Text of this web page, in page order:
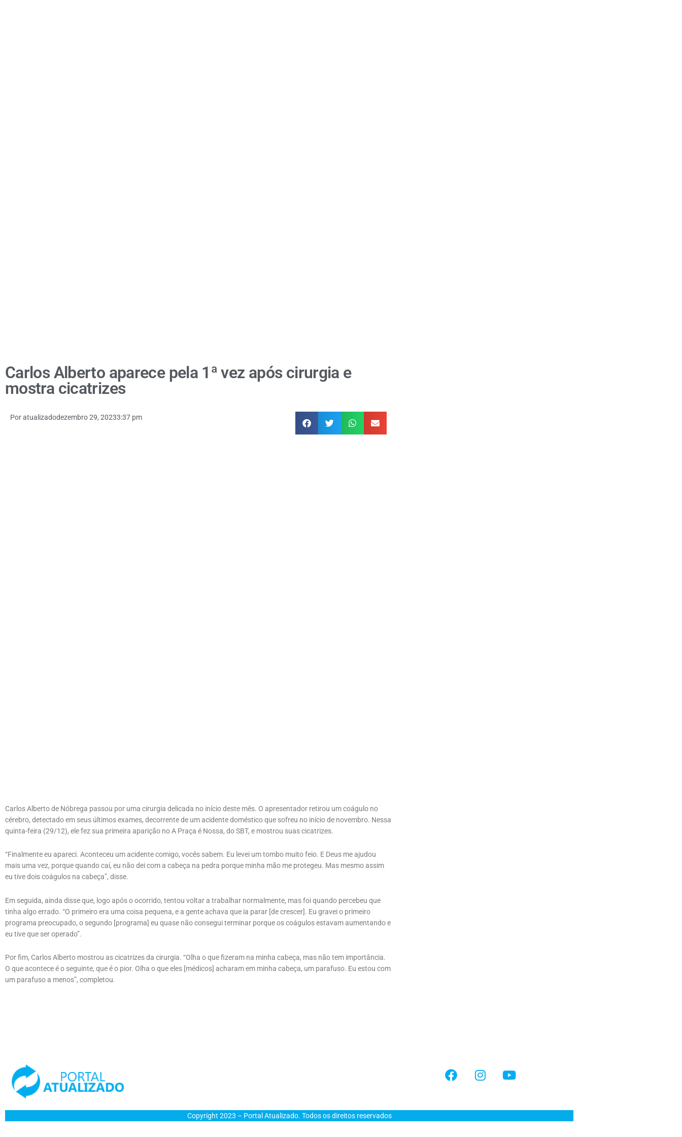
Carlos Alberto aparece pela 1ª vez após cirurgia e
mostra cicatrizes
Poratualizadodezembro 29, 20233:37 pm
Carlos Alberto de Nóbrega passou por uma cirurgia delicada no início deste mês. O apresentador retirou um coágulo no
cérebro, detectado em seus últimos exames, decorrente de um acidente doméstico que sofreu no início de novembro. Nessa
quinta-feira (29/12), ele fez sua primeira aparição no A Praça é Nossa, do SBT, e mostrou suas cicatrizes.
“Finalmente eu apareci. Aconteceu um acidente comigo, vocês sabem. Eu levei um tombo muito feio. E Deus me ajudou
mais uma vez, porque quando caí, eu não dei com a cabeça na pedra porque minha mão me protegeu. Mas mesmo assim
eu tive dois coágulos na cabeça”, disse.
Em seguida, ainda disse que, logo após o ocorrido, tentou voltar a trabalhar normalmente, mas foi quando percebeu que
tinha algo errado. “O primeiro era uma coisa pequena, e a gente achava que ia parar [de crescer]. Eu gravei o primeiro
programa preocupado, o segundo [programa] eu quase não consegui terminar porque os coágulos estavam aumentando e
eu tive que ser operado”.
Por fim, Carlos Alberto mostrou as cicatrizes da cirurgia. “Olha o que fizeram na minha cabeça, mas não tem importância.
O que acontece é o seguinte, que é o pior. Olha o que eles [médicos] acharam em minha cabeça, um parafuso. Eu estou com
um parafuso a menos”, completou.
Copyright 2023 – Portal Atualizado. Todos os direitos reservados